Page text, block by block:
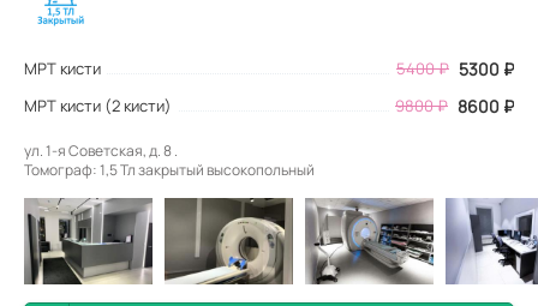
МРТ кисти 5400₽ 5300 ₽
МРТ кисти (2 кисти) 9800 ₽ 8600 ₽
ул. 1-я Советская, д. 8 .
Томограф: 1,5 Тл закрытый высокопольный